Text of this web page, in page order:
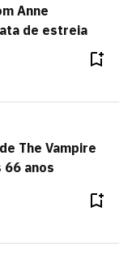
Anne
de estreia
The Vampire
66 anos